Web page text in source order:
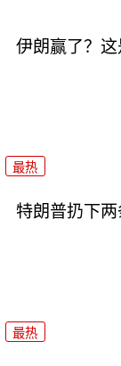
伊朗赢了？这
最热
特朗普扔下
最热